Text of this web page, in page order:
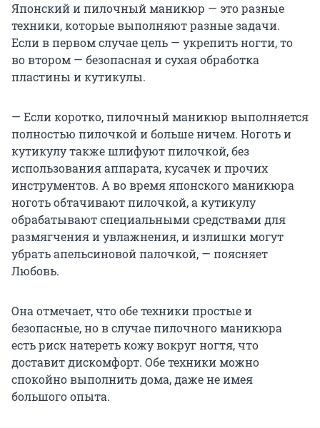
Японский и пилочный маникюр — это разные
техники, которые выполняют разные задачи.
Если в первом случае цель — укрепить ногти, то
во втором — безопасная и сухая обработка
пластины и кутикулы.
— Если коротко, пилочный маникюр выполняется
полностью пилочкой и больше ничем. Ноготь и
кутикулу также шлифуют пилочкой, без
использования аппарата, кусачек и прочих
инструментов. А во время японского маникюра
ноготь обтачивают пилочкой, а кутикулу
обрабатывают специальными средствами для
размягчения и увлажнения, и излишки могут
убрать апельсиновой палочкой, — поясняет
Любовь.
Она отмечает, что обе техники простые и
безопасные, но в случае пилочного маникюра
есть риск натереть кожу вокруг ногтя, что
доставит дискомфорт. Обе техники можно
спокойно выполнить дома, даже не имея
большого опыта.